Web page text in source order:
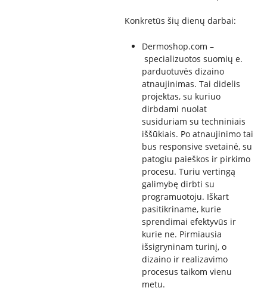
Konkretūs šių dienų darbai:
Dermoshop.com –
specializuotos suomių e.
parduotuvės dizaino
atnaujinimas. Tai didelis
projektas, su kuriuo
dirbdami nuolat
susiduriam su techniniais
iššūkiais. Po atnaujinimo tai
bus responsive svetainė, su
patogiu paieškos ir pirkimo
procesu. Turiu vertingą
galimybę dirbti su
programuotoju. Iškart
pasitikriname, kurie
sprendimai efektyvūs ir
kurie ne. Pirmiausia
išsigryninam turinį, o
dizaino ir realizavimo
procesus taikom vienu
metu.